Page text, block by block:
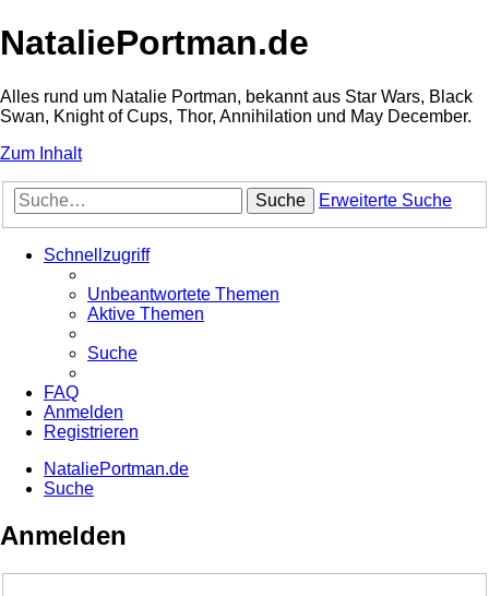
NataliePortman.de
Alles rund um Natalie Portman, bekannt aus Star Wars, Black
Swan, Knight of Cups, Thor, Annihilation und May December.
Zum Inhalt
Suche Erweiterte Suche
Schnellzugriff
Unbeantwortete Themen
Aktive Themen
Suche
FAQ
Anmelden
Registrieren
NataliePortman.de
Suche
Anmelden